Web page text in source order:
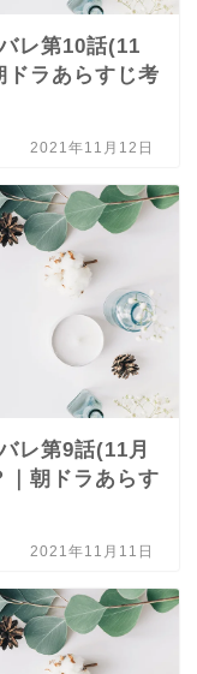
レ第10話(11
ドラあらすじ考
2021年11月12日
レ第9話(11月
｜朝ドラあらす
2021年11月11日